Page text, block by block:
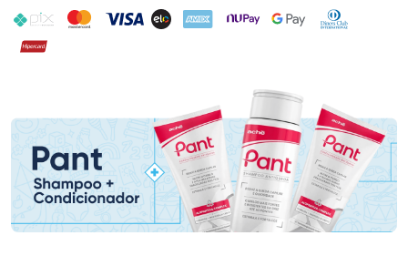
PIX MasterCard
VISA ELO AMEX NuPay Google PayDiners Club
Hipercard
Promoção em Destaque